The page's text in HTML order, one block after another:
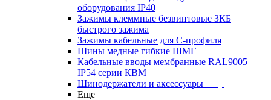
оборудования IP40
Зажимы клеммные безвинтовые ЗКБ
быстрого зажима
Зажимы кабельные для С-профиля
Шины медные гибкие ШМГ
Кабельные вводы мембранные RAL9005
IP54 серии КВМ
Шинодержатели и аксессуары
Еще